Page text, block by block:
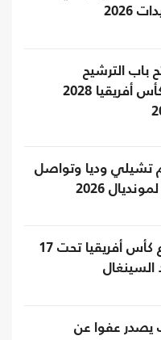
2026
باب الترشيح
لاستضافة كأس أفريقيا 2028
تشيلي وديا وتواصل
2026
المغرب يودع كأس أفريقيا تحت 17
يصدر عفوا عن